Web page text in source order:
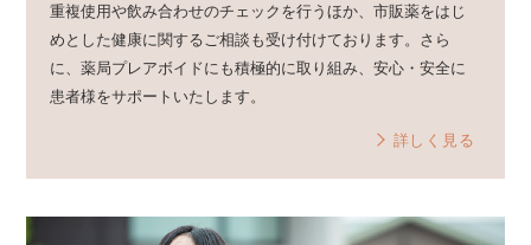
重複使用や飲み合わせのチェックを行うほか、市販薬をはじ
めとした健康に関するご相談も受け付けております。さら
に、薬局プレアボイドにも積極的に取り組み、安心・安全に
患者様をサポートいたします。
詳しく見る